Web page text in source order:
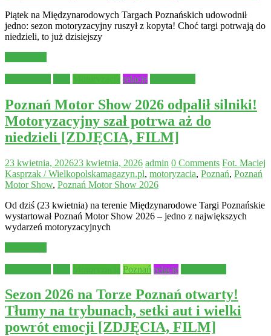
Piątek na Międzynarodowych Targach Poznańskich udowodnił
jedno: sezon motoryzacyjny ruszył z kopyta! Choć targi potrwają do
niedzieli, to już dzisiejszy
relacje
Poznań Motor Show 2026 odpalił silniki!
Motoryzacyjny szał potrwa aż do
niedzieli [ZDJĘCIA, FILM]
23 kwietnia, 202623 kwietnia, 2026 admin 0 Comments Fot. Maciej
Kasprzak / Wielkopolskamagazyn.pl, motoryzacia, Poznań, Poznań
Motor Show, Poznań Motor Show 2026
Od dziś (23 kwietnia) na terenie Międzynarodowe Targi Poznańskie
wystartował Poznań Motor Show 2026 – jedno z największych
wydarzeń motoryzacyjnych
Poznań relacje
Sezon 2026 na Torze Poznań otwarty!
Tłumy na trybunach, setki aut i wielki
powrót emocji [ZDJĘCIA, FILM]